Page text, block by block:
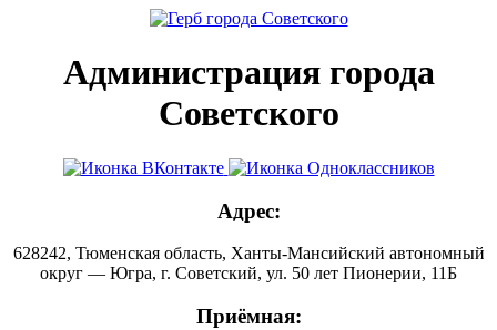
Администрация города
Советского
Адрес:
628242, Тюменская область, Ханты-Мансийский автономный
округ — Югра, г. Советский, ул. 50 лет Пионерии, 11Б
Приёмная: